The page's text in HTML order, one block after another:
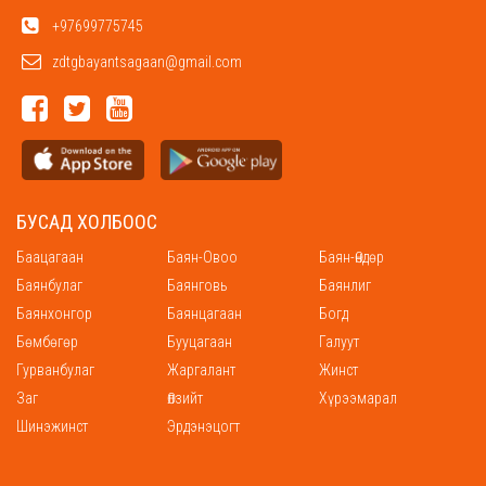
+97699775745
zdtgbayantsagaan@gmail.com
БУСАД ХОЛБООС
Баацагаан Баян-Овоо
Баян-Өндөр
Баянбулаг
Баянговь
Баянлиг
Баянхонгор
Баянцагаан
Богд
Бөмбөгөр
Бууцагаан
Галуут
Гурванбулаг
Жаргалант
Жинст
Заг
Өлзийт
Хүрээмарал
Шинэжинст
Эрдэнэцогт